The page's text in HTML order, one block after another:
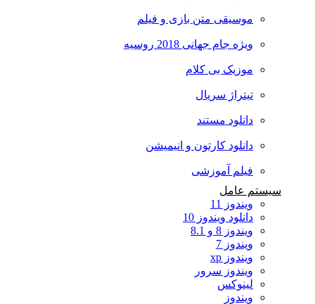
موسیقی متن بازی و فیلم
ویژه جام جهانی 2018 روسیه
موزیک بی کلام
تیتراژ سریال
دانلود مستند
دانلود کارتون و انیمیشن
فیلم آموزشی
سیستم عامل
ویندوز 11
دانلود ویندوز 10
ویندوز 8 و 8.1
ویندوز 7
ویندوز xp
ویندوز سرور
لینوکس
ویندوز